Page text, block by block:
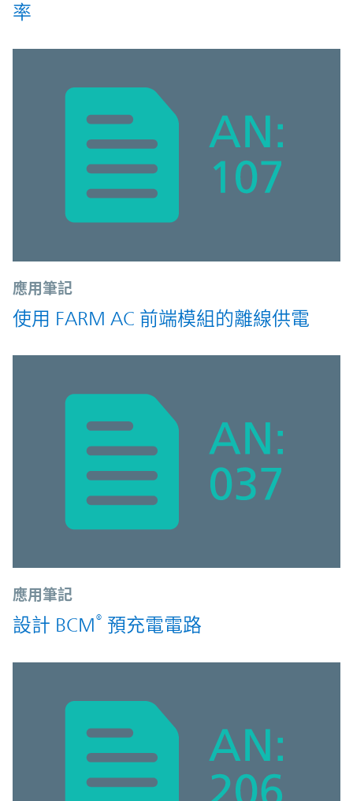
率
應用筆記
使用 FARM AC 前端模組的離線供電
應用筆記
設計 BCM® 預充電電路